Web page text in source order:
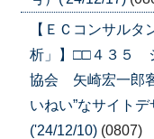
【ＥＣコンサル
析」】□□４３５
協会 矢崎宏一郎
いねい”なサイト
('24/12/10) (0807)